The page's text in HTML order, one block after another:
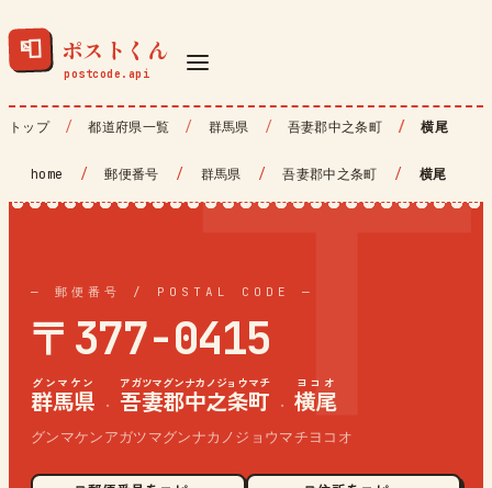
📮 ポストくん
トップ 都道府県一覧 群馬県 吾妻郡中之条町 横尾
home / 郵便番号 / 群馬県 / 吾妻郡中之条町 / 横尾
— 郵便番号 / POSTAL CODE —
〒377-0415
群馬県
グンマケン
· 吾妻郡中之条町
アガツマグンナカノジョウマチ
· 横尾
ヨコオ
グンマケンアガツマグンナカノジョウマチヨコオ